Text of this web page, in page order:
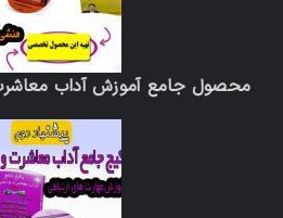
محصول جامع آموزش آداب